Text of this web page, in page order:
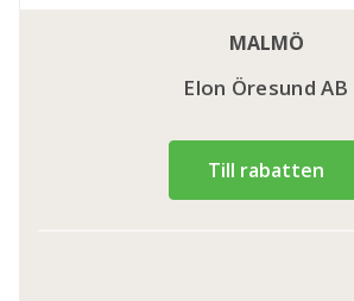
MALMÖ
Elon Öresund AB
Till rabatten